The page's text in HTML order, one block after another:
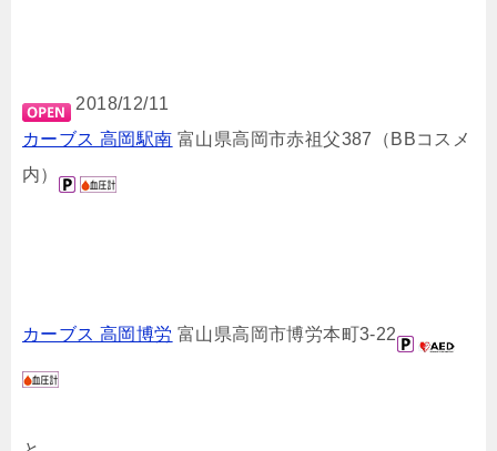
2018/12/11
カーブス 高岡駅南 富山県高岡市赤祖父387（BBコスメ
内）
カーブス 高岡博労 富山県高岡市博労本町3-22